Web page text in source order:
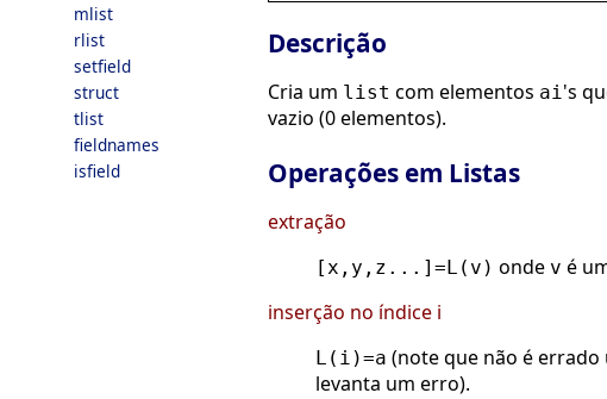
mlist
rlist
setfield
struct
tlist
fieldnames
isfield
Descrição
Cria um list com elementos ai's
vazio (0 elementos).
Operações em Listas
extração
[x,y,z...]=L(v) onde v é
inserção no índice i
L(i)=a (note que não é errado
levanta um erro).